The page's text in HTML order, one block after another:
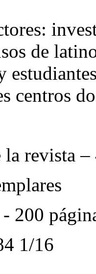
de
centros
revista
200
1/16